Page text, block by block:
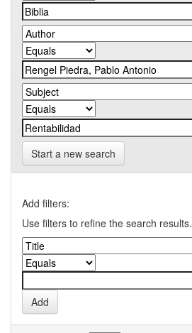
Start a new search
Add filters:
Use filters to refine the search results.